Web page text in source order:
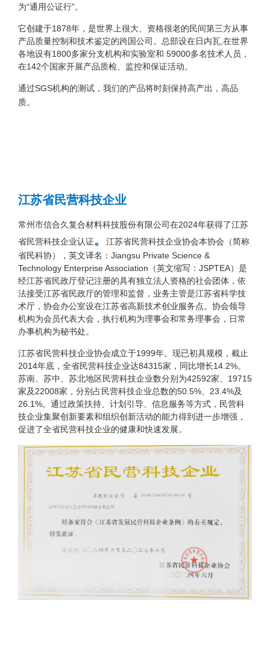
为“通用公证行”。
它创建于1878年，是世界上很大、资格很老的民间第三方从事
产品质量控制和技术鉴定的跨国公司。总部设在日内瓦,在世界
各地设有1800多家分支机构和实验室和 59000多名技术人员，
在142个国家开展产品质检、监控和保证活动。
通过SGS机构的测试，我们的产品将时刻保持高产出，高品
质。
江苏省民营科技企业
常州市信合久复合材料科技股份有限公司在2024年获得了江苏
省民营科技企业认证。
江苏省民营科技企业协会本协会（简称
省民科协），英文译名：Jiangsu Private Science &
Technology Enterprise Association（英文缩写：JSPTEA）是
经江苏省民政厅登记注册的具有独立法人资格的社会团体，依
法接受江苏省民政厅的管理和监督，业务主管是江苏省科学技
术厅，协会办公室设在江苏省高新技术创业服务点。协会领导
机构为会员代表大会，执行机构为理事会和常务理事会，日常
办事机构为秘书处。
江苏省民营科技企业协会成立于1999年。现已初具规模，截止
2014年底，全省民营科技企业达84315家，同比增长14.2%。
苏南、苏中、苏北地区民营科技企业数分别为42592家、19715
家及22008家，分别占民营科技企业总数的50.5%、23.4%及
26.1%。通过政策扶持、计划引导、信息服务等方式，民营科
技企业集聚创新要素和组织创新活动的能力得到进一步增强，
促进了全省民营科技企业的健康和快速发展。